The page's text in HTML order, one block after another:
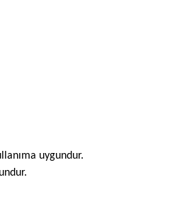
uygundur.